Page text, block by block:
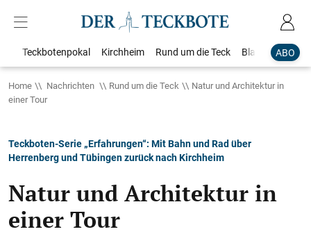
ABO
Teckbotenpokal Kirchheim Rund um die Teck Blaulicht
Home Nachrichten Rund um die Teck
Natur und Architektur in
einer Tour
Teckboten-Serie „Erfahrungen“: Mit Bahn und Rad über
Herrenberg und Tübingen zurück nach Kirchheim
Natur und Architektur in
einer Tour